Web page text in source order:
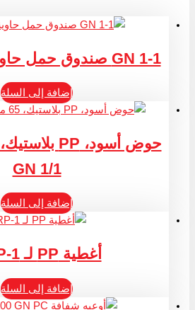
GN 1-1 صندوق حمل حاوية حمل ABS
إضافة إلى السلة
GN 1/1
إضافة إلى السلة
أغطية PP لـ GRP-1
إضافة إلى السلة